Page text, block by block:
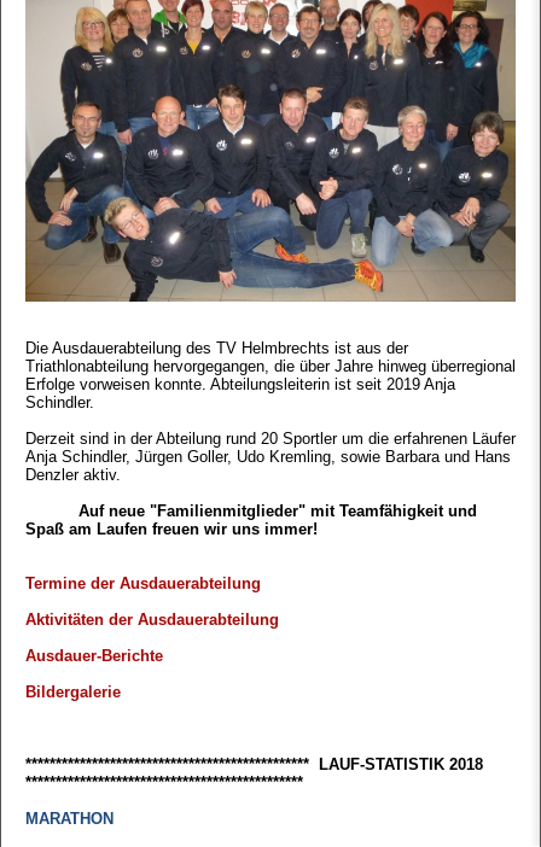
Die Ausdauerabteilung des TV Helmbrechts ist aus der
Triathlonabteilung hervorgegangen, die über Jahre hinweg überregional
Erfolge vorweisen konnte. Abteilungsleiterin ist seit 2019 Anja
Schindler.
Derzeit sind in der Abteilung rund 20 Sportler um die erfahrenen Läufer
Anja Schindler, Jürgen Goller, Udo Kremling, sowie Barbara und Hans
Denzler aktiv.
Auf neue "Familienmitglieder" mit Teamfähigkeit und
Spaß am Laufen freuen wir uns immer!
Termine der Ausdauerabteilung
Aktivitäten der Ausdauerabteilung
Ausdauer-Berichte
Bildergalerie
*********************************************** LAUF-STATISTIK 2018
**********************************************
MARATHON